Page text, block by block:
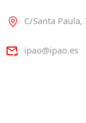
C/Santa
ipao@ipao.es